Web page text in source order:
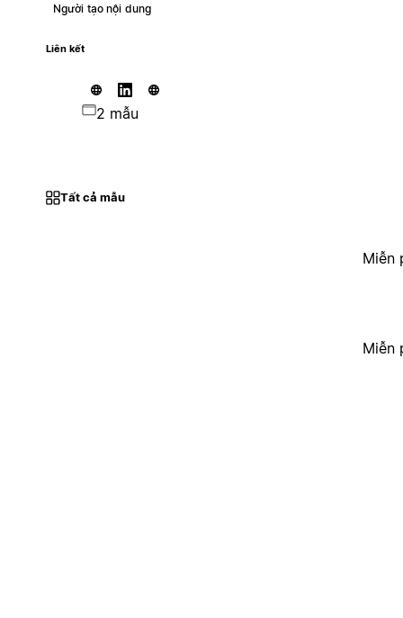
Người tạo nội dung
Liên kết
2 mẫu
Tất cả mẫu
Miễn
Miễn